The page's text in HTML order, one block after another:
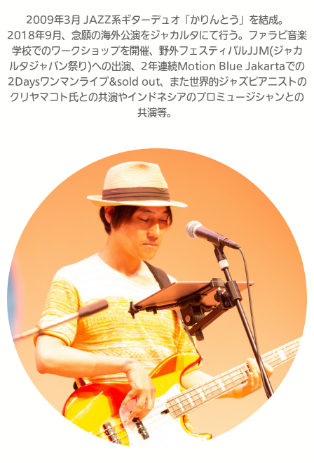
2009年3月 JAZZ系ギターデュオ「かりんとう」を結成。
2018年9月、念願の海外公演をジャカルタにて行う。ファラビ音楽
学校でのワークショップを開催、野外フェスティバルJJM(ジャカ
ルタジャパン祭り)への出演、2年連続Motion Blue Jakartaでの
2Daysワンマンライブ&sold out、また世界的ジャズピアニストの
クリヤマコト氏との共演やインドネシアのプロミュージシャンとの
共演等。